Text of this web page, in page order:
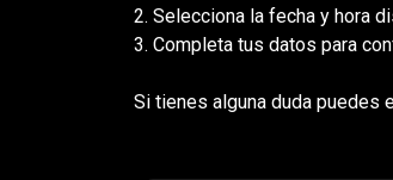
2. Selecciona la fecha y hora
3. Completa tus datos para
Si tienes alguna duda puedes